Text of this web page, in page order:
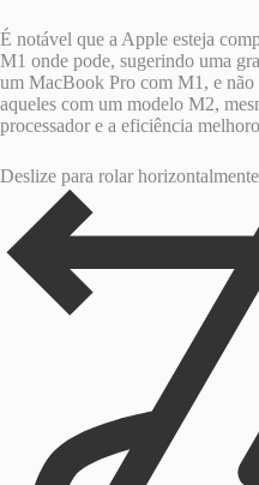
É notável que a Apple esteja
M1 onde pode, sugerindo uma
um MacBook Pro com M1, e não
aqueles com um modelo M2,
processador e a eficiência
Deslize para rolar horizontalmente